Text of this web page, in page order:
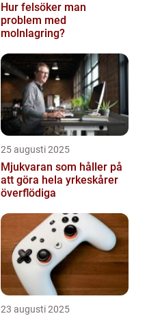
Hur felsöker man
problem med
molnlagring?
25 augusti 2025
Mjukvaran som håller på
att göra hela yrkeskårer
överflödiga
23 augusti 2025